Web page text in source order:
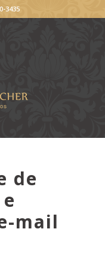
3435
de
mail